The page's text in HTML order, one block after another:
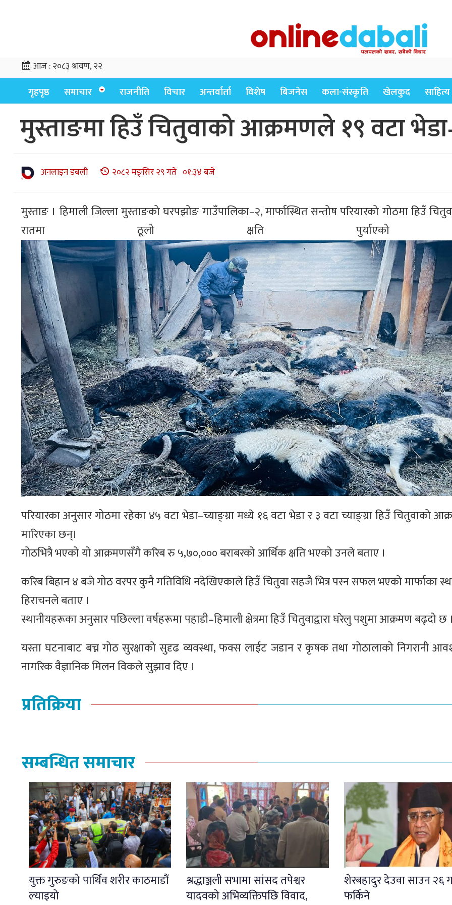
आज :२०८३ श्रावण, २२
गृहपृष्ठ समाचार राजनीति विचार अन्तर्वार्ता विशेष बिजनेस कला-संस्कृति खेलकुद साहित्य
मुस्ताङमा हिउँ चितुवाको आक्रमणले १९ वटा
अनलाइन डबली २०८२ मङ्सिर २९ गते ०१:३४ बजे
मुस्ताङ । हिमाली जिल्ला मुस्ताङको घरपझोङ गाउँपालिका–२, मार्फास्थित सन्तोष परियारको गोठमा हिउँ
रातमा ठूलो क्षति पुर्याएको
परियारका अनुसार गोठमा रहेका ४५ वटा भेडा–च्याङ्ग्रा मध्ये १६ वटा भेडा र ३ वटा च्याङ्ग्रा हिउँ चितुवाको
मारिएका छन्।
गोठभित्रै भएको यो आक्रमणसँगै करिब रु ५,७०,००० बराबरको आर्थिक क्षति भएको उनले बताए ।
करिब बिहान ४ बजे गोठ वरपर कुनै गतिविधि नदेखिएकाले हिउँ चितुवा सहजै भित्र पस्न सफल भएको मार्फाका
हिराचनले बताए ।
स्थानीयहरूका अनुसार पछिल्ला वर्षहरूमा पहाडी–हिमाली क्षेत्रमा हिउँ चितुवाद्वारा घरेलु पशुमा आक्रमण बढ्दो छ
यस्ता घटनाबाट बच्न गोठ सुरक्षाको सुदृढ व्यवस्था, फक्स लाईट जडान र कृषक तथा गोठालाको निगरानी
नागरिक वैज्ञानिक मिलन विकले सुझाव दिए ।
प्रतिक्रिया
सम्बन्धित समाचार
युक्त गुरुङको पार्थिव शरीर काठमाडौं
ल्याइयो
श्रद्धाञ्जली सभामा सांसद तपेश्वर
यादवको अभिव्यक्तिपछि विवाद,
शेरबहादुर देउवा साउन २६
फर्किने